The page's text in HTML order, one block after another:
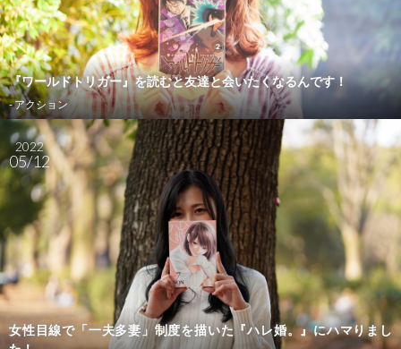
『ワールドトリガー』を読むと友達と会いたくなるんです！
- アクション
2022
05/12
女性目線で「一夫多妻」制度を描いた『ハレ婚。』にハマりまし